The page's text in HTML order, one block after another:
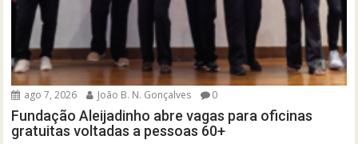
ago 7, 2026 João B. N. Gonçalves 0
Fundação Aleijadinho abre vagas para oficinas
gratuitas voltadas a pessoas 60+